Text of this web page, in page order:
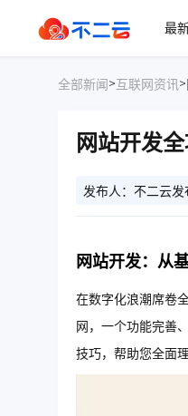
最
全部新闻>互联网资讯>
网站开发
发布人：不二云发
网站开发：从
在数字化浪潮席卷
网，一个功能完善
技巧，帮助您全面